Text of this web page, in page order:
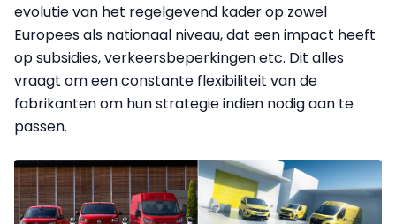
evolutie van het regelgevend kader op zowel
Europees als nationaal niveau, dat een impact heeft
op subsidies, verkeersbeperkingen etc. Dit alles
vraagt om een constante flexibiliteit van de
fabrikanten om hun strategie indien nodig aan te
passen.